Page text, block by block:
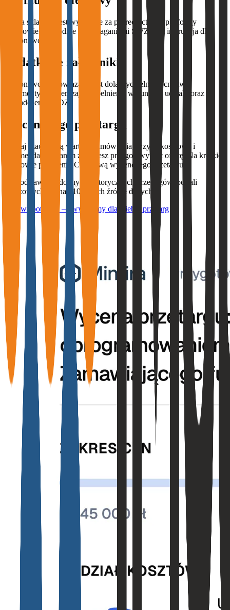
Oferta skladana jest wylacznie za posrednictwem platformy
eZamowienia zgodnie z wymaganiami SWZ oraz instrukcja dla
Wykonawcow.
Dodatkowe załączniki
Wykonawca zobowiazany jest dolaczyc pelnomocnictwo,
dokumenty potwierdzajace spelnienie warunkow udzialu oraz
oswiadczenie JEDZ.
Wycena tego przetargu
Poznaj szacowaną wartość zamówienia, ryzyka kosztowe i
rekomendacje - zanim zaczniesz przygotowywać ofertę. Na krótkiej
rozmowie pokażemy Ci gotową wycenę tego przetargu.
Na podstawie podobnych historycznych przetargów, portali
branżowych i ponad 10 innych źródeł danych.
Umów spotkanie — wycenimy dla Ciebie przetarg